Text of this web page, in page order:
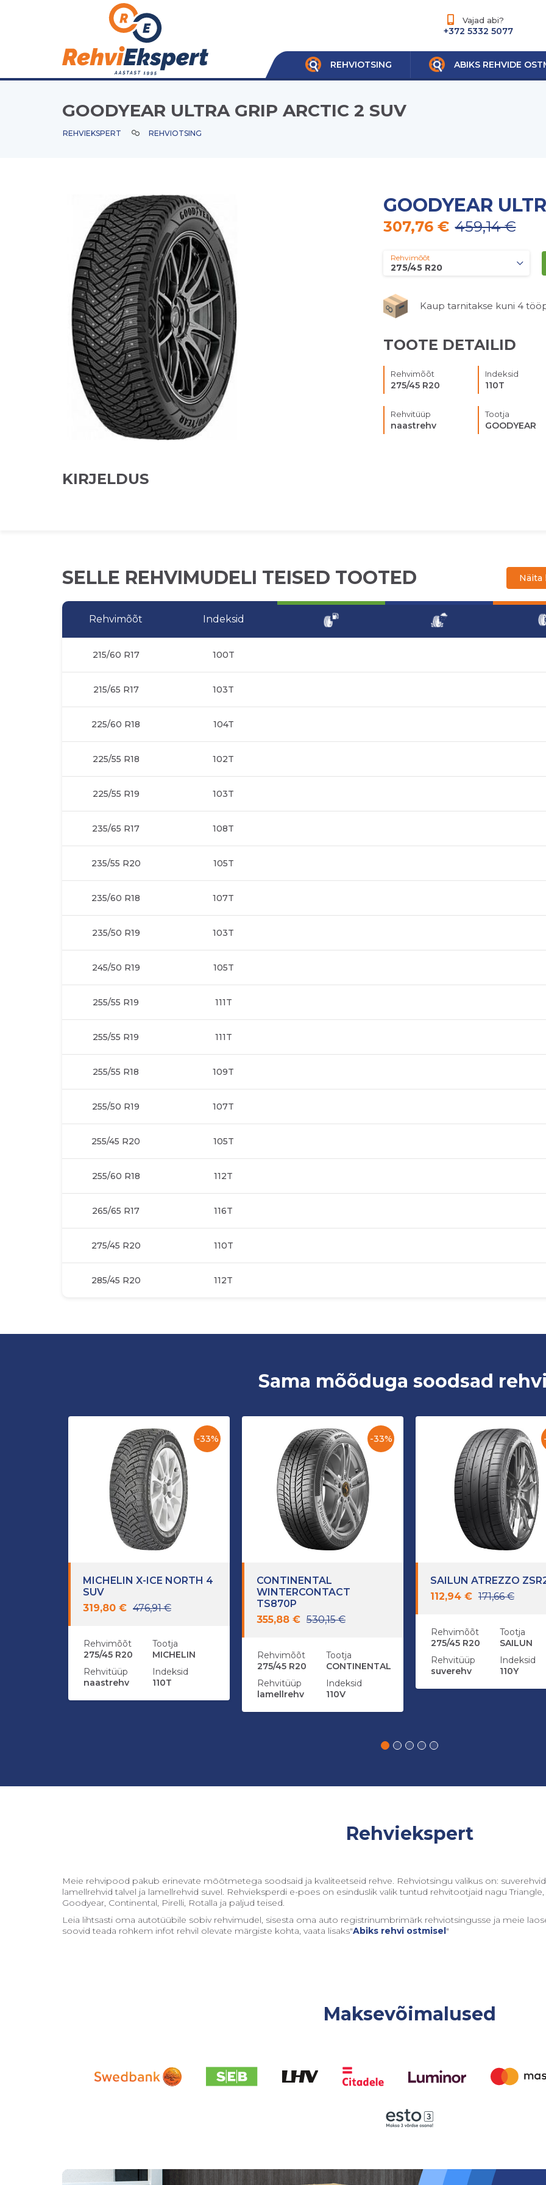
Vajad abi?
+372 5332 5077
REHVIOTSING ABIKS REHVIDE
GOODYEAR ULTRA GRIP ARCTIC 2 SUV
REHVIEKSPERT REHVIOTSING
GOODYEAR
307,76 € 459,14 €
Rehvimõõt
275/45 R20
Kaup tarnitakse kuni 4
TOOTE DETAILID
Rehvimõõt
275/45 R20
Indeksid
110T
Rehvitüüp
naastrehv
Tootja
GOODYEAR
KIRJELDUS
SELLE REHVIMUDELI TEISED TOOTED Näita
Rehvimõõt Indeksid
215/60 R17 100T
215/65 R17 103T
225/60 R18 104T
225/55 R18 102T
225/55 R19 103T
235/65 R17 108T
235/55 R20 105T
235/60 R18 107T
235/50 R19 103T
245/50 R19 105T
255/55 R19 111T
255/55 R19 111T
255/55 R18 109T
255/50 R19 107T
255/45 R20 105T
255/60 R18 112T
265/65 R17 116T
275/45 R20 110T
285/45 R20 112T
Sama mõõduga soodsad
-33%
MICHELIN X-ICE NORTH 4
SUV
319,80 € 476,91 €
Rehvimõõt
275/45 R20
Tootja
MICHELIN
Rehvitüüp
naastrehv
Indeksid
110T
-33%
CONTINENTAL
WINTERCONTACT
TS870P
355,88 € 530,15 €
Rehvimõõt
275/45 R20
Tootja
CONTINENTAL
Rehvitüüp
lamellrehv
Indeksid
110V
SAILUN ATREZZO
112,94 € 171,66 €
Rehvimõõt
275/45 R20
Tootja
SAILUN
Rehvitüüp
suverehv
Indeksid
110Y
Rehviekspert
Meie rehvipood pakub erinevate mõõtmetega soodsaid ja kvaliteetseid rehve. Rehviotsingu valikus on:
lamellrehvid talvel ja lamellrehvid suvel. Rehvieksperdi e-poes on esinduslik valik tuntud rehvitootjaid nagu
Goodyear, Continental, Pirelli, Rotalla ja paljud teised.
Leia lihtsasti oma autotüübile sobiv rehvimudel, sisesta oma auto registrinumbrimärk rehviotsingusse ja meie
soovid teada rohkem infot rehvil olevate märgiste kohta, vaata lisaks"Abiks rehvi ostmisel"
Maksevõimalused